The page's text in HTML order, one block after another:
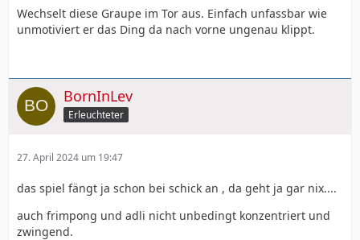
Wechselt diese Graupe im Tor aus. Einfach unfassbar wie
unmotiviert er das Ding da nach vorne ungenau klippt.
BornInLev
Erleuchteter
27. April 2024 um 19:47
das spiel fängt ja schon bei schick an , da geht ja gar nix....
auch frimpong und adli nicht unbedingt konzentriert und
zwingend.